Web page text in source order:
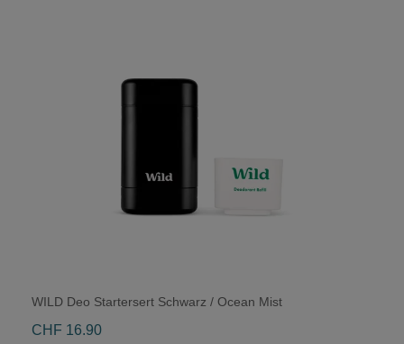
WILD Deo Startersert Schwarz / Ocean Mist
CHF 16.90